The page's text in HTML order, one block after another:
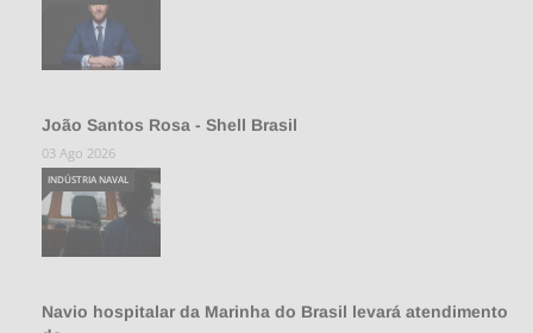
João Santos Rosa - Shell Brasil
03 Ago 2026
Navio hospitalar da Marinha do Brasil levará atendimento
INDÚSTRIA NAVAL